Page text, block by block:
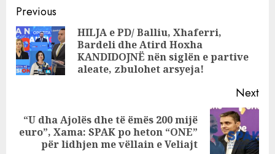
urdhër për të
kaluar pagesat e
prapambetura
për policët. Sot
jepet edhe
Continue
Reading
Previous
HILJA e PD/ Balliu, Xhaferri,
Bardeli dhe Atird Hoxha
KANDIDOJNË nën siglën e partive
aleate, zbulohet arsyeja!
Next
Next
post:
“U dha Ajolës dhe të ëmës 200 mijë
euro”, Xama: SPAK po heton “ONE”
për lidhjen me vëllain e Veliajt